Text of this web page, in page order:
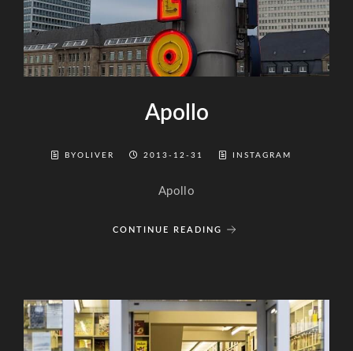
Apollo
BYOLIVER 2013-12-31 INSTAGRAM
Apollo
CONTINUE READING